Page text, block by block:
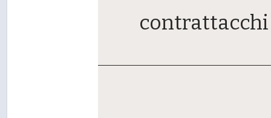
contrattacchi